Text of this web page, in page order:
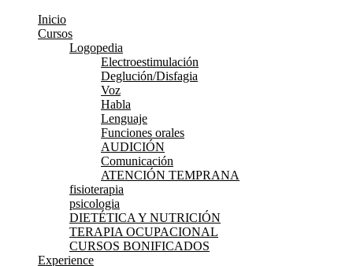
Inicio
Cursos
Logopedia
Electroestimulación
Deglución/Disfagia
Voz
Habla
Lenguaje
Funciones orales
AUDICIÓN
Comunicación
ATENCIÓN TEMPRANA
fisioterapia
psicologia
DIETÉTICA Y NUTRICIÓN
TERAPIA OCUPACIONAL
CURSOS BONIFICADOS
Experience